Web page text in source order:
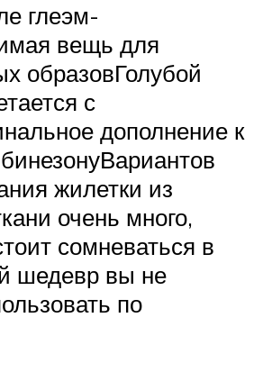
глеэм-
вещь для
образовГолубой
с
дополнение к
жилетки из
очень много,
сомневаться в
шедевр вы не
по